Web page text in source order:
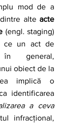
alte acte
(engl. staging)
ce un act de
în general,
obiect de la
implică o
identificarea
a ceva